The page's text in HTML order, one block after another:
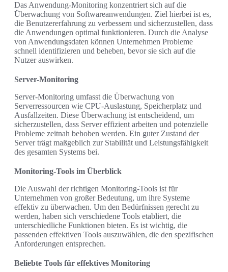
Das Anwendung-Monitoring konzentriert sich auf die
Überwachung von Softwareanwendungen. Ziel hierbei ist es,
die Benutzererfahrung zu verbessern und sicherzustellen, dass
die Anwendungen optimal funktionieren. Durch die Analyse
von Anwendungsdaten können Unternehmen Probleme
schnell identifizieren und beheben, bevor sie sich auf die
Nutzer auswirken.
Server-Monitoring
Server-Monitoring umfasst die Überwachung von
Serverressourcen wie CPU-Auslastung, Speicherplatz und
Ausfallzeiten. Diese Überwachung ist entscheidend, um
sicherzustellen, dass Server effizient arbeiten und potenzielle
Probleme zeitnah behoben werden. Ein guter Zustand der
Server trägt maßgeblich zur Stabilität und Leistungsfähigkeit
des gesamten Systems bei.
Monitoring-Tools im Überblick
Die Auswahl der richtigen Monitoring-Tools ist für
Unternehmen von großer Bedeutung, um ihre Systeme
effektiv zu überwachen. Um den Bedürfnissen gerecht zu
werden, haben sich verschiedene Tools etabliert, die
unterschiedliche Funktionen bieten. Es ist wichtig, die
passenden effektiven Tools auszuwählen, die den spezifischen
Anforderungen entsprechen.
Beliebte Tools für effektives Monitoring